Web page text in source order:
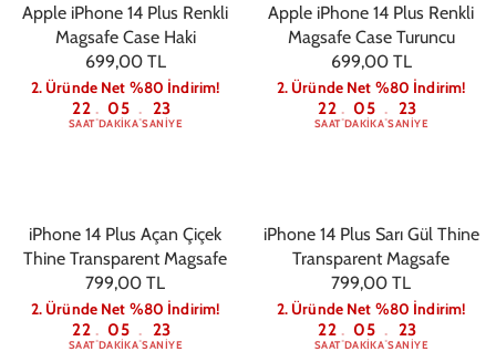
Apple iPhone 14 Plus Renkli
Magsafe Case Haki
699,00 TL
2. Üründe Net %80 İndirim!
22
SAAT: 05
DAKIKA: 22
SANIYE
Apple iPhone 14 Plus Renkli
Magsafe Case Turuncu
699,00 TL
2. Üründe Net %80 İndirim!
22
SAAT: 05
DAKIKA: 22
SANIYE
iPhone 14 Plus Açan Çiçek
Thine Transparent Magsafe
799,00 TL
2. Üründe Net %80 İndirim!
22
SAAT: 05
DAKIKA: 22
SANIYE
iPhone 14 Plus Sarı Gül Thine
Transparent Magsafe
799,00 TL
2. Üründe Net %80 İndirim!
22
SAAT: 05
DAKIKA: 22
SANIYE